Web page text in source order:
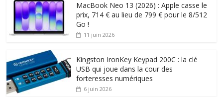
MacBook Neo 13 (2026) : Apple casse le
prix, 714 € au lieu de 799 € pour le 8/512
Go !
11 juin 2026
Kingston IronKey Keypad 200C : la clé
USB qui joue dans la cour des
forteresses numériques
6 juin 2026